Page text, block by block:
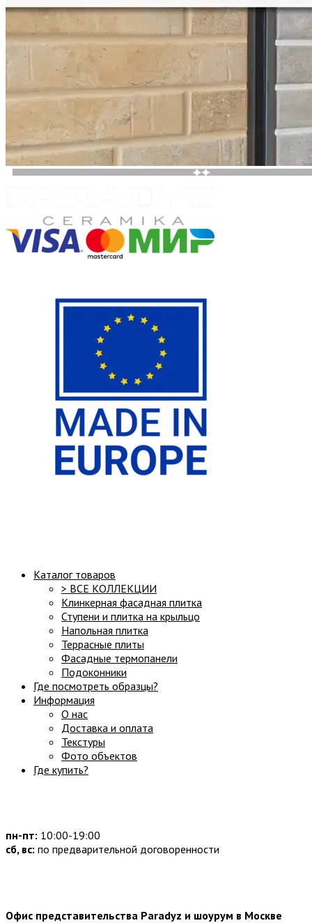
Каталог товаров
> ВСЕ КОЛЛЕКЦИИ
Клинкерная фасадная плитка
Ступени и плитка на крыльцо
Напольная плитка
Террасные плиты
Фасадные термопанели
Подоконники
Где посмотреть образцы?
Информация
О нас
Доставка и оплата
Текстуры
Фото объектов
Где купить?
пн-пт: 10:00-19:00
сб, вс: по предварительной договоренности
Офис представительства Paradyz и шоурум в Москве